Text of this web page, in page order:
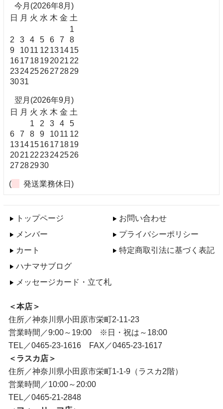
今月(2026年8月)
日 月 火 水 木 金 土
1
2
3 4 5 6 7
8
9
1011 12 131415
1617 18192021 22
2324252627 2829
3031
翌月(2026年9月)
日 月 火 水 木 金 土
1
2 3 4
5
6
7 8 9 1011 12
1314151617 1819
2021 22 23242526
27 282930
( 発送業務休日)
トップページ
メンバー
カート
ハナマサブログ
メッセージカード・立て札
お問い合わせ
プライバシーポリシー
特定商取引法に基づく表記
＜本店＞
住所／神奈川県小田原市栄町2-11-23
営業時間／9:00～19:00 ※日・祝は～18:00
TEL／0465-23-1616 FAX／0465-23-1617
＜ラスカ店＞
住所／神奈川県小田原市栄町1-1-9（ラスカ2階）
営業時間／10:00～20:00
TEL／0465-21-2848